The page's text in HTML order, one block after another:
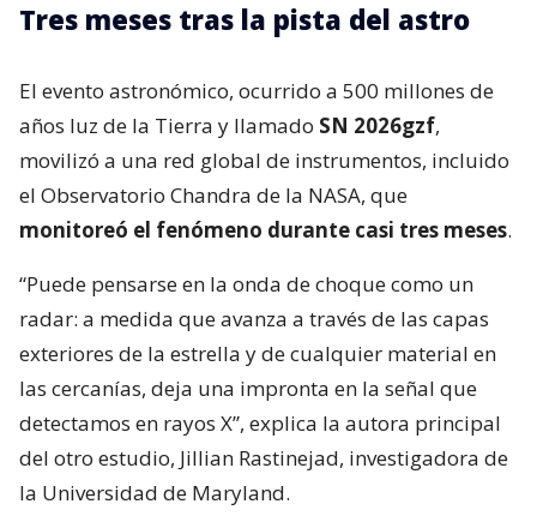
Tres meses tras la pista del astro
El evento astronómico, ocurrido a 500 millones de
años luz de la Tierra y llamado SN 2026gzf,
movilizó a una red global de instrumentos, incluido
el Observatorio Chandra de la NASA, que
monitoreó el fenómeno durante casi tres meses.
“Puede pensarse en la onda de choque como un
radar: a medida que avanza a través de las capas
exteriores de la estrella y de cualquier material en
las cercanías, deja una impronta en la señal que
detectamos en rayos X”, explica la autora principal
del otro estudio, Jillian Rastinejad, investigadora de
la Universidad de Maryland.